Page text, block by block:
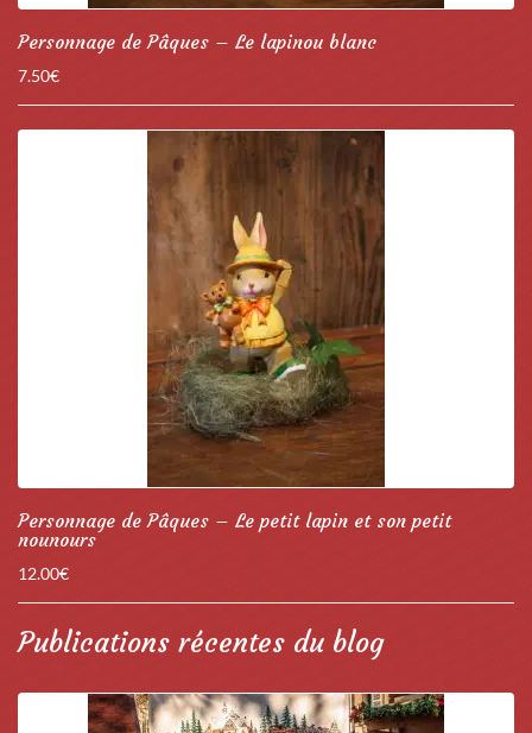
Personnage de Pâques – Le lapinou blanc
7.50€
Personnage de Pâques – Le petit lapin et son petit
nounours
12.00€
Publications récentes du blog